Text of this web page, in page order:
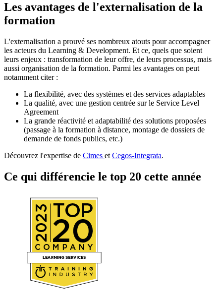
Les avantages de l'externalisation de la
formation
L'externalisation a prouvé ses nombreux atouts pour accompagner
les acteurs du Learning & Development. Et ce, quels que soient
leurs enjeux : transformation de leur offre, de leurs processus, mais
aussi organisation de la formation. Parmi les avantages on peut
notamment citer :
La flexibilité, avec des systèmes et des services adaptables
La qualité, avec une gestion centrée sur le Service Level
Agreement
La grande réactivité et adaptabilité des solutions proposées
(passage à la formation à distance, montage de dossiers de
demande de fonds publics, etc.)
Découvrez l'expertise de Cimes et Cegos-Integrata.
Ce qui différencie le top 20 cette année